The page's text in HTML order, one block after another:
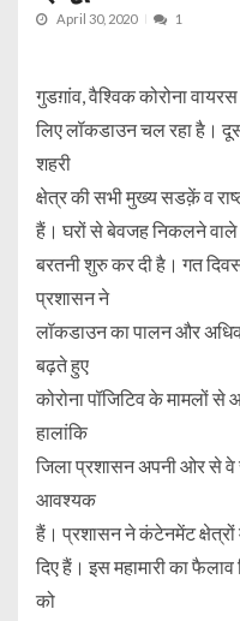
April 30, 2020 1
गुडग़ांव, वैश्विक कोरोना
लिए लॉकडाउन चल रहा है।
शहरी
क्षेत्र की सभी मुख्य सडक़ें व
हैं। घरों से बेवजह निकलने वाले
बरतनी शुरु कर दी है। गत
प्रशासन ने
लॉकडाउन का पालन और अधिक
बढ़ते हुए
कोरोना पॉजिटिव के मामलों से
हालांकि
जिला प्रशासन अपनी ओर से वे
आवश्यक
हैं। प्रशासन ने कंटेनमेंट
दिए हैं। इस महामारी का
को